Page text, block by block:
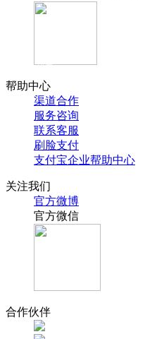
官方抖音
帮助中心
渠道合作
服务咨询
联系客服
刷脸支付
支付宝企业帮助中心
关注我们
官方微博
官方微信
合作伙伴